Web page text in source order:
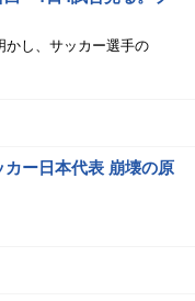
かし、サッカー選手の
カー日本代表 崩壊の原